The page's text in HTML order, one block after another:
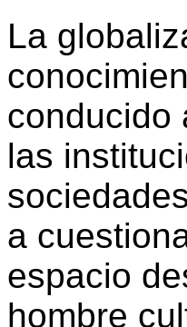
La
conducido
las
a
espacio
hombre